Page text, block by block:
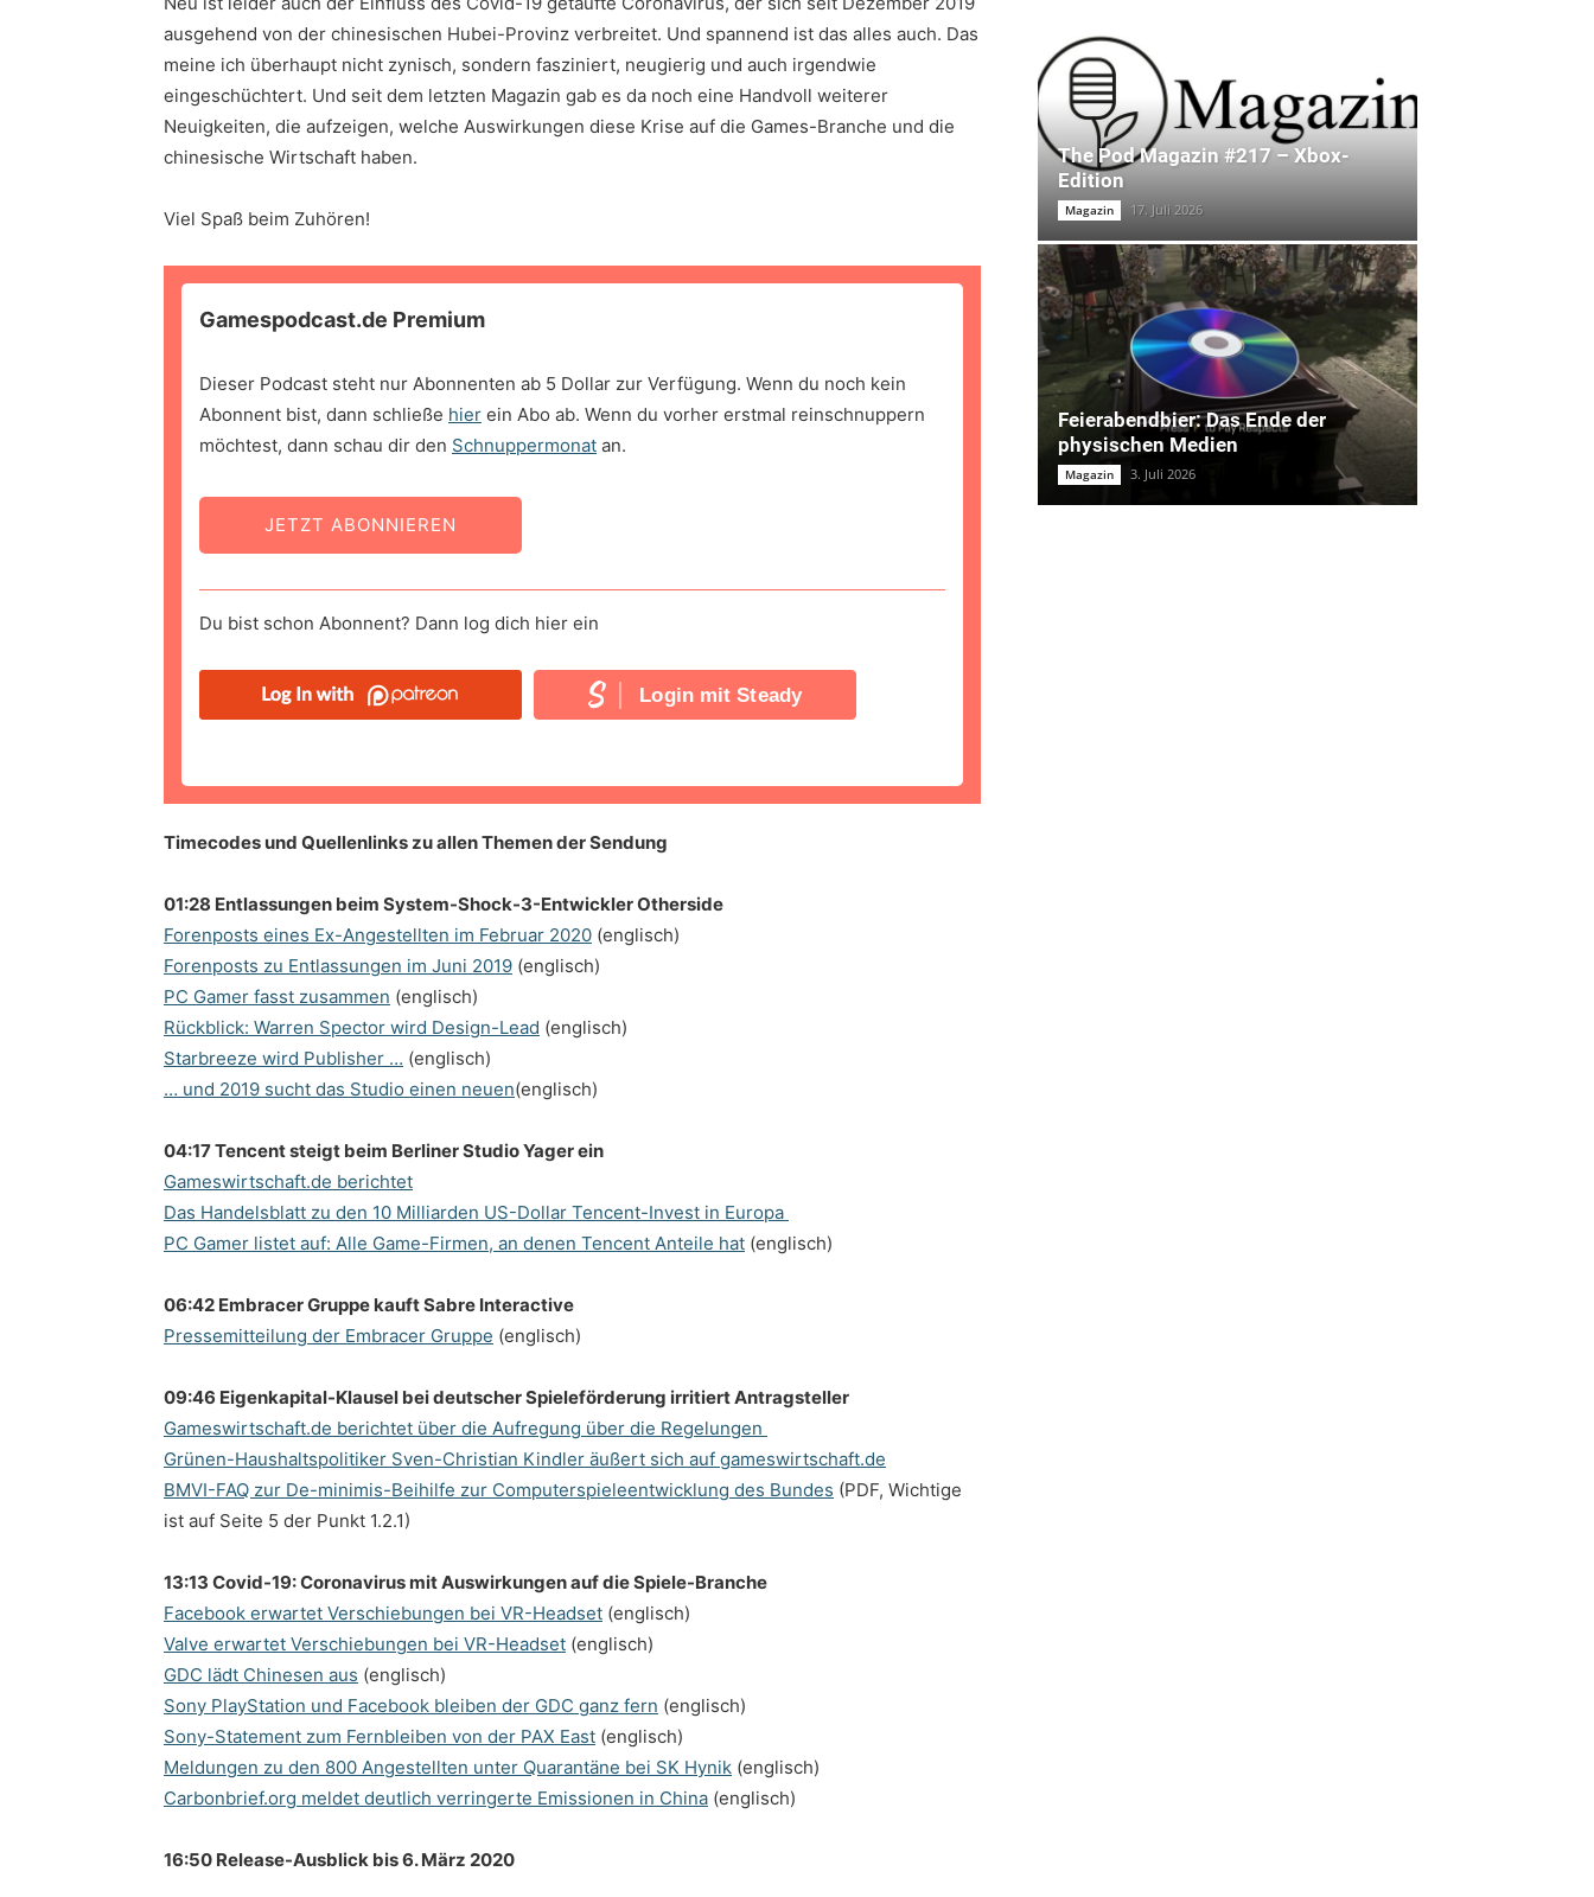
ausgehend von der chinesischen Hubei-Provinz verbreitet. Und spannend ist das alles auch. Das
meine ich überhaupt nicht zynisch, sondern fasziniert, neugierig und auch irgendwie
eingeschüchtert. Und seit dem letzten Magazin gab es da noch eine Handvoll weiterer
Neuigkeiten, die aufzeigen, welche Auswirkungen diese Krise auf die Games-Branche und die
chinesische Wirtschaft haben.
Viel Spaß beim Zuhören!
Gamespodcast.de Premium
Dieser Podcast steht nur Abonnenten ab 5 Dollar zur Verfügung. Wenn du noch kein
Abonnent bist, dann schließe hier ein Abo ab. Wenn du vorher erstmal reinschnuppern
möchtest, dann schau dir den Schnuppermonat an.
JETZT ABONNIEREN
Du bist schon Abonnent? Dann log dich hier ein
Login mit Steady
Timecodes und Quellenlinks zu allen Themen der Sendung
01:28 Entlassungen beim System-Shock-3-Entwickler Otherside
Forenposts eines Ex-Angestellten im Februar 2020 (englisch)
Forenposts zu Entlassungen im Juni 2019 (englisch)
PC Gamer fasst zusammen (englisch)
Rückblick: Warren Spector wird Design-Lead (englisch)
Starbreeze wird Publisher … (englisch)
… und 2019 sucht das Studio einen neuen(englisch)
04:17 Tencent steigt beim Berliner Studio Yager ein
Gameswirtschaft.de berichtet
Das Handelsblatt zu den 10 Milliarden US-Dollar Tencent-Invest in Europa
PC Gamer listet auf: Alle Game-Firmen, an denen Tencent Anteile hat (englisch)
06:42 Embracer Gruppe kauft Sabre Interactive
Pressemitteilung der Embracer Gruppe (englisch)
09:46 Eigenkapital-Klausel bei deutscher Spieleförderung irritiert Antragsteller
Gameswirtschaft.de berichtet über die Aufregung über die Regelungen
Grünen-Haushaltspolitiker Sven-Christian Kindler äußert sich auf gameswirtschaft.de
BMVI-FAQ zur De-minimis-Beihilfe zur Computerspieleentwicklung des Bundes (PDF, Wichtige
ist auf Seite 5 der Punkt 1.2.1)
13:13 Covid-19: Coronavirus mit Auswirkungen auf die Spiele-Branche
Facebook erwartet Verschiebungen bei VR-Headset (englisch)
Valve erwartet Verschiebungen bei VR-Headset (englisch)
GDC lädt Chinesen aus (englisch)
Sony PlayStation und Facebook bleiben der GDC ganz fern (englisch)
Sony-Statement zum Fernbleiben von der PAX East (englisch)
Meldungen zu den 800 Angestellten unter Quarantäne bei SK Hynik (englisch)
Carbonbrief.org meldet deutlich verringerte Emissionen in China (englisch)
16:50 Release-Ausblick bis 6. März 2020
The Pod Magazin #217 – Xbox-
Edition
Magazin 17. Juli 2026
Feierabendbier: Das Ende der
physischen Medien
Magazin 3. Juli 2026